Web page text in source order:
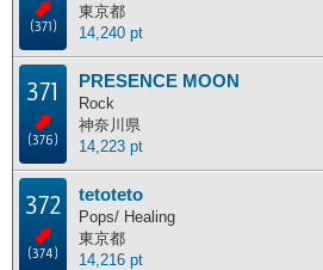
(371)
東京都
14,240 pt
371
(376)
PRESENCE MOON
Rock
神奈川県
14,223 pt
372
(374)
tetoteto
Pops/ Healing
東京都
14,216 pt